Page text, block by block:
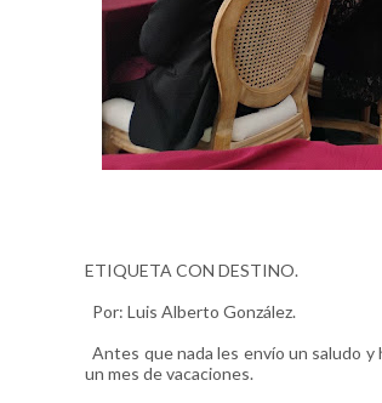
ETIQUETA CON DESTINO.
Por: Luis Alberto González.
Antes que nada les envío un saludo
un mes de vacaciones.